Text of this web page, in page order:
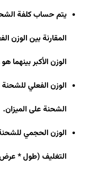
يتم حساب كلفة
المقارنة بين الوزن
الوزن الأكبر بينهما
الوزن الفعلي
الشحنة على الميزان.
الوزن الحجمي
التغليف (طول * عرض *